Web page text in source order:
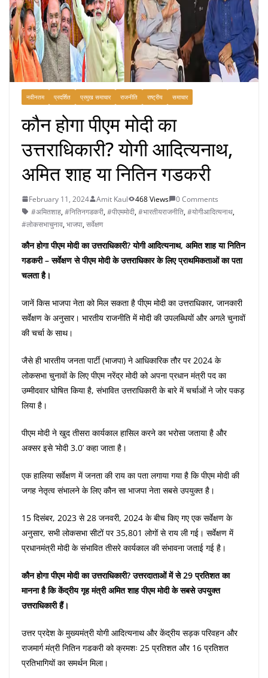
नवीनतम प्रदर्शित प्रमुख समाचार राजनीति राष्ट्रीय समाचार
कौन होगा पीएम मोदी का
उत्तराधिकारी? योगी आदित्यनाथ,
अमित शाह या नितिन गडकरी
February 11, 2024 Amit Kaul 468 Views
0 Comments
#अमितशाह,#नितिनगडकरी,#पीएममोदी,#भारतीयराजनीति,#योगीआदित्यनाथ,
#लोकसभाचुनाव,भाजपा,सर्वेक्षण
कौन होगा पीएम मोदी का उत्तराधिकारी? योगी आदित्यनाथ, अमित शाह या नितिन
गडकरी – सर्वेक्षण से पीएम मोदी के उत्तराधिकार के लिए प्राथमिकताओं का पता
चलता है।
जानें किस भाजपा नेता को मिल सकता है पीएम मोदी का उत्तराधिकार, जानकारी
सर्वेक्षण के अनुसार। भारतीय राजनीति में मोदी की उपलब्धियों और अगले चुनावों
की चर्चा के साथ।
जैसे ही भारतीय जनता पार्टी (भाजपा) ने आधिकारिक तौर पर 2024 के
लोकसभा चुनावों के लिए पीएम नरेंद्र मोदी को अपना प्रधान मंत्री पद का
उम्मीदवार घोषित किया है, संभावित उत्तराधिकारी के बारे में चर्चाओं ने जोर पकड़
लिया है।
पीएम मोदी ने खुद तीसरा कार्यकाल हासिल करने का भरोसा जताया है और
अक्सर इसे ‘मोदी 3.0’ कहा जाता है।
एक हालिया सर्वेक्षण में जनता की राय का पता लगाया गया है कि पीएम मोदी की
जगह नेतृत्व संभालने के लिए कौन सा भाजपा नेता सबसे उपयुक्त है।
15 दिसंबर, 2023 से 28 जनवरी, 2024 के बीच किए गए एक सर्वेक्षण के
अनुसार, सभी लोकसभा सीटों पर 35,801 लोगों से राय ली गई। सर्वेक्षण में
प्रधानमंत्री मोदी के संभावित तीसरे कार्यकाल की संभावना जताई गई है।
कौन होगा पीएम मोदी का उत्तराधिकारी? उत्तरदाताओं में से 29 प्रतिशत का
मानना है कि केंद्रीय गृह मंत्री अमित शाह पीएम मोदी के सबसे उपयुक्त
उत्तराधिकारी हैं।
उत्तर प्रदेश के मुख्यमंत्री योगी आदित्यनाथ और केंद्रीय सड़क परिवहन और
राजमार्ग मंत्री नितिन गडकरी को क्रमशः 25 प्रतिशत और 16 प्रतिशत
प्रतिभागियों का समर्थन मिला।